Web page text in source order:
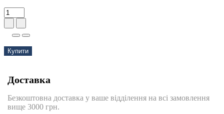
Купити
Доставка
Безкоштовна доставка у ваше відділення на всі замовлення
вище 3000 грн.